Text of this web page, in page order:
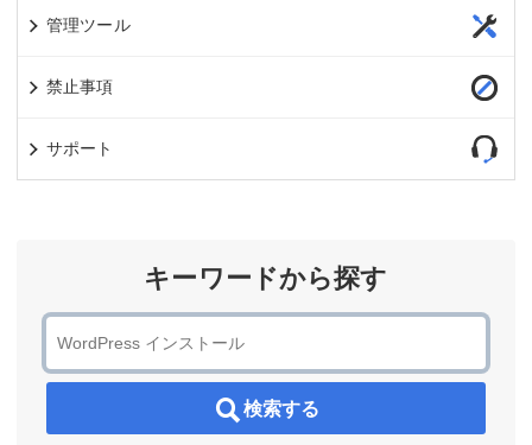
管理ツール
禁止事項
サポート
キーワードから探す
検索する